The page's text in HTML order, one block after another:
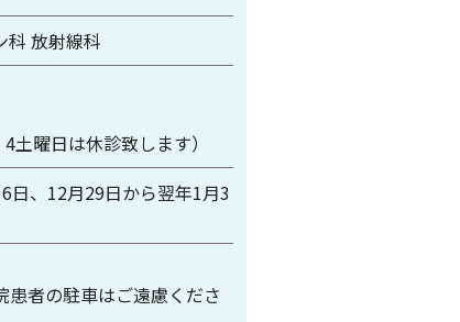
科 放射線科
曜日は休診致します）
日、12月29日から翌年1月3
者の駐車はご遠慮くださ